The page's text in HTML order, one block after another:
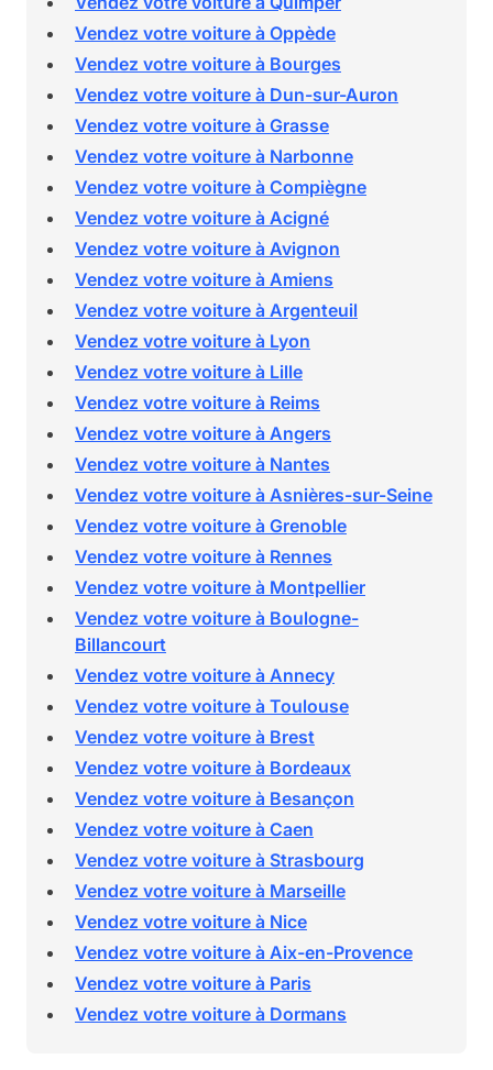
Vendez votre voiture à Oppède
Vendez votre voiture à Bourges
Vendez votre voiture à Dun-sur-Auron
Vendez votre voiture à Grasse
Vendez votre voiture à Narbonne
Vendez votre voiture à Compiègne
Vendez votre voiture à Acigné
Vendez votre voiture à Avignon
Vendez votre voiture à Amiens
Vendez votre voiture à Argenteuil
Vendez votre voiture à Lyon
Vendez votre voiture à Lille
Vendez votre voiture à Reims
Vendez votre voiture à Angers
Vendez votre voiture à Nantes
Vendez votre voiture à Asnières-sur-Seine
Vendez votre voiture à Grenoble
Vendez votre voiture à Rennes
Vendez votre voiture à Montpellier
Vendez votre voiture à Boulogne-
Billancourt
Vendez votre voiture à Annecy
Vendez votre voiture à Toulouse
Vendez votre voiture à Brest
Vendez votre voiture à Bordeaux
Vendez votre voiture à Besançon
Vendez votre voiture à Caen
Vendez votre voiture à Strasbourg
Vendez votre voiture à Marseille
Vendez votre voiture à Nice
Vendez votre voiture à Aix-en-Provence
Vendez votre voiture à Paris
Vendez votre voiture à Dormans